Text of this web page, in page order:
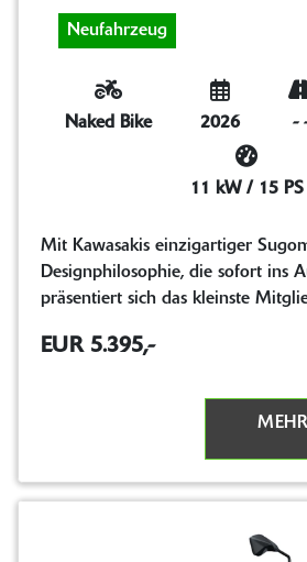
Neufahrzeug
Naked Bike 2026 -
11 kW / 15 PS
Mit Kawasakis einzigartiger
Designphilosophie, die sofort ins
präsentiert sich das kleinste
EUR 5.395,-